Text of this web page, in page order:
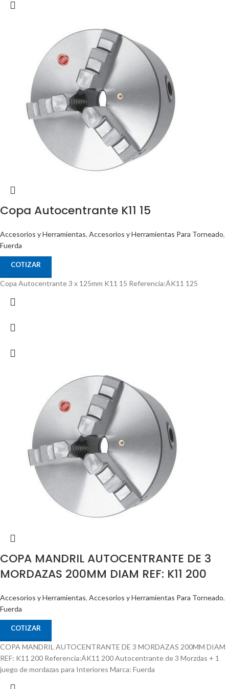
Copa Autocentrante K11 15
Accesorios y Herramientas, Accesorios y Herramientas Para Torneado,
Fuerda
COTIZAR
Copa Autocentrante 3 x 125mm K11 15 Referencia:ÁK11 125
COPA MANDRIL AUTOCENTRANTE DE 3
MORDAZAS 200MM DIAM REF: K11 200
Accesorios y Herramientas, Accesorios y Herramientas Para Torneado,
Fuerda
COTIZAR
COPA MANDRIL AUTOCENTRANTE DE 3 MORDAZAS 200MM DIAM
REF: K11 200 Referencia:ÁK11 200 Autocentrante de 3 Morzdas + 1
juego de mordazas para Interiores Marca: Fuerda